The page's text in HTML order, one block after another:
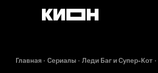
Главная Сериалы Леди Баг и Супер-Кот